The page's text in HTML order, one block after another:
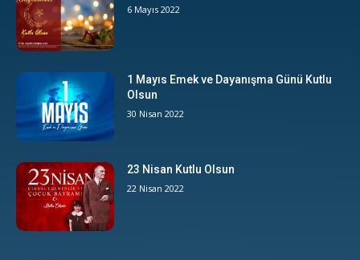
6 Mayıs 2022
1 Mayıs Emek ve Dayanışma Günü Kutlu
Olsun
30 Nisan 2022
23 Nisan Kutlu Olsun
22 Nisan 2022